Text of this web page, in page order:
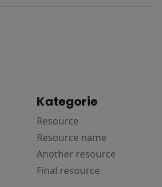
Kategorie
Resource
Resource name
Another resource
Final resource